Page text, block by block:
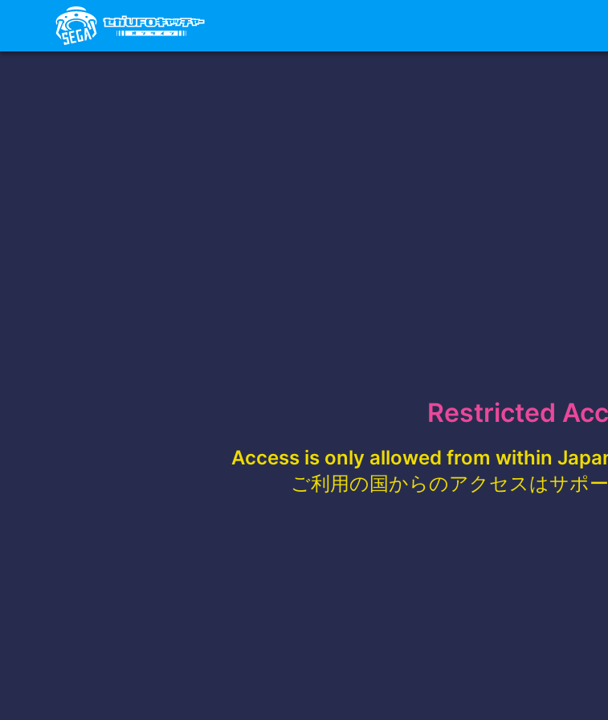
Restricted
Access is only allowed from within
ご利用の国からのアクセスはサポ